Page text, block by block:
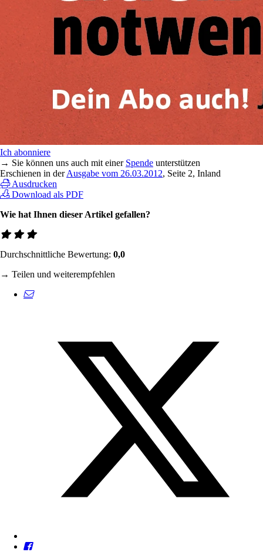
Ich abonniere
→ Sie können uns auch mit einer Spende unterstützen
Erschienen in derAusgabe vom 26.03.2012, Seite 2, Inland
Ausdrucken
Download als PDF
Wie hat Ihnen dieser Artikel gefallen?
Durchschnittliche Bewertung: 0,0
→ Teilen und weiterempfehlen